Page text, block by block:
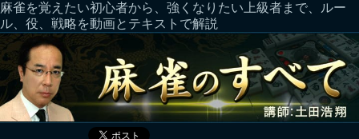
麻雀を覚えたい初心者から、強くなりたい上級者まで、ルー
ル、役、戦略を動画とテキストで解説